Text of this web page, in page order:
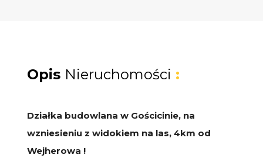
Opis Nieruchomości :
Działka budowlana w Gościcinie, na
wzniesieniu z widokiem na las, 4km od
Wejherowa !